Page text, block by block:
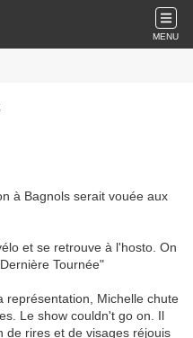
MENU
à Bagnols serait vouée aux
et se retrouve à l'hosto. On
Tournée"
représentation, Michelle chute
Le show couldn't go on. Il
de rires et de visages réjouis